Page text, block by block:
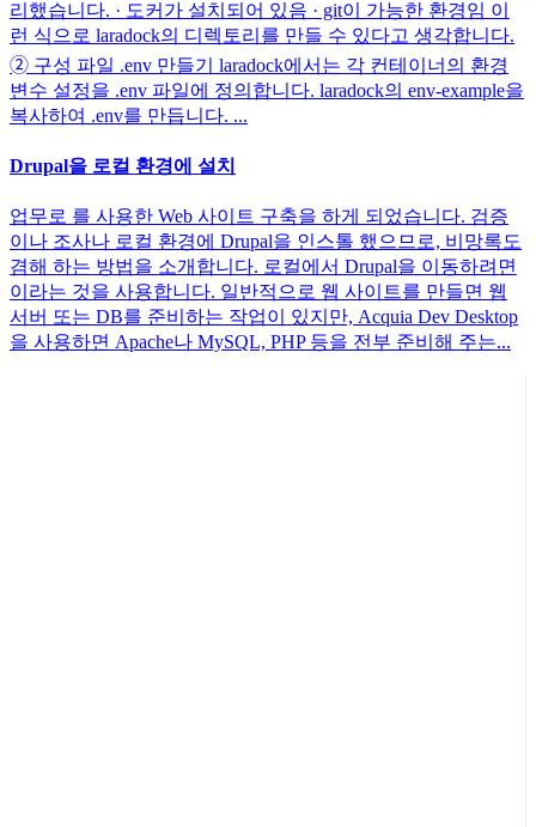
리했습니다. · 도커가 설치되어 있음 · git이 가능한 환경임 이
런 식으로 laradock의 디렉토리를 만들 수 있다고 생각합니다.
➁ 구성 파일 .env 만들기 laradock에서는 각 컨테이너의 환경
변수 설정을 .env 파일에 정의합니다. laradock의 env-example을
복사하여 .env를 만듭니다. ...
Drupal을 로컬 환경에 설치
업무로 를 사용한 Web 사이트 구축을 하게 되었습니다. 검증
이나 조사나 로컬 환경에 Drupal을 인스톨 했으므로, 비망록도
겸해 하는 방법을 소개합니다. 로컬에서 Drupal을 이동하려면
이라는 것을 사용합니다. 일반적으로 웹 사이트를 만들면 웹
서버 또는 DB를 준비하는 작업이 있지만, Acquia Dev Desktop
을 사용하면 Apache나 MySQL, PHP 등을 전부 준비해 주는...